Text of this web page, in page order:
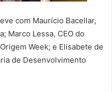
com Maurício Bacellar,
Marco Lessa, CEO do
Week; e Elisabete de
de Desenvolvimento